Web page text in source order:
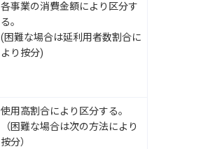
各事業の消費金額により区分す
る。
(困難な場合は延利用者数割合に
より按分)
使用高割合により区分する。
（困難な場合は次の方法により
按分）